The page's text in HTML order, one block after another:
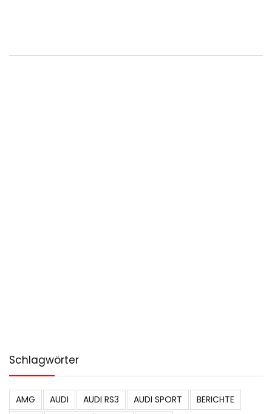
Schlagwörter
AMG AUDI AUDI RS3 AUDI SPORT
BERICHTE